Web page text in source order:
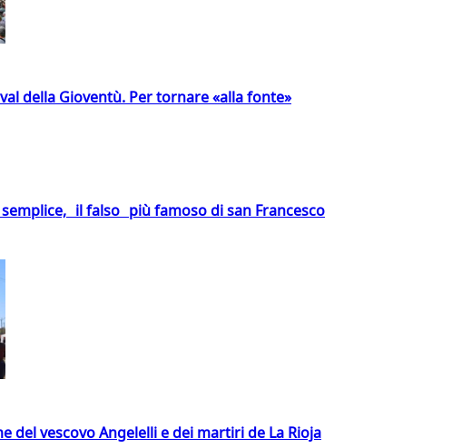
della Gioventù. Per tornare «alla fonte»
il falso più famoso di san Francesco
del vescovo Angelelli e dei martiri de La Rioja